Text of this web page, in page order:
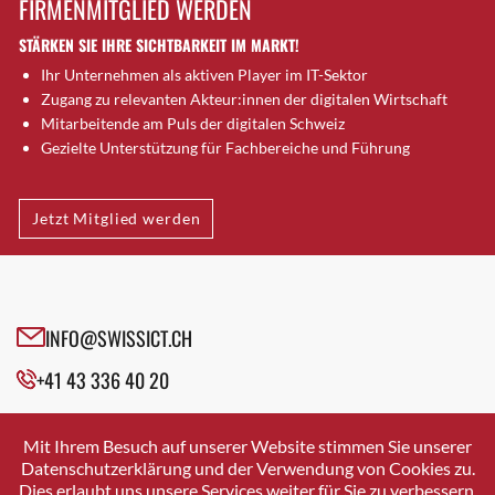
Brugg AG
Brütten
Bubendorf
Bubikon
Buchs (SG)
Bäretswil
Bülach
Cazis
Crissier
Davos Platz
Dierikon
Dietikon
FIRMENMITGLIED WERDEN
STÄRKEN SIE IHRE SICHTBARKEIT IM MARKT!
Ihr Unternehmen als aktiven Player im IT-Sektor
Zugang zu relevanten Akteur:innen der digitalen Wirtschaft
Mitarbeitende am Puls der digitalen Schweiz
Gezielte Unterstützung für Fachbereiche und Führung
Jetzt Mitglied werden
INFO@SWISSICT.CH
+41 43 336 40 20
SWISSICT
VULKANSTRASSE 120
8048 ZURICH
Mit Ihrem Besuch auf unserer Website stimmen Sie unserer
Datenschutzerklärung und der Verwendung von Cookies zu.
Dies erlaubt uns unsere Services weiter für Sie zu verbessern.